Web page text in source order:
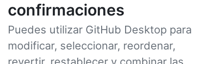
confirmaciones
Puedes utilizar GitHub Desktop para
modificar, seleccionar, reordenar,